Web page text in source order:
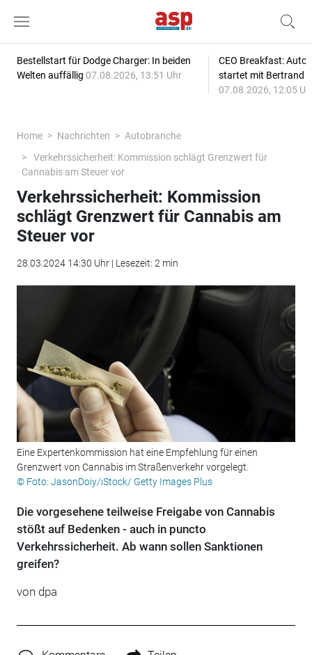
Bestellstart für Dodge Charger: In beiden
Welten auffällig 07.08.2026, 13:51 Uhr
CEO Breakfast:
startet mit Bertrand
07.08.2026, 12:05
Home Nachrichten
Autobranche
Verkehrssicherheit: Kommission schlägt Grenzwert für
Cannabis am Steuer vor
Verkehrssicherheit: Kommission
schlägt Grenzwert für Cannabis am
Steuer vor
28.03.2024 14:30 Uhr | Lesezeit: 2 min
Eine Expertenkommission hat eine Empfehlung für einen
Grenzwert von Cannabis im Straßenverkehr vorgelegt.
© Foto: JasonDoiy/iStock/ Getty Images Plus
Die vorgesehene teilweise Freigabe von Cannabis
stößt auf Bedenken - auch in puncto
Verkehrssicherheit. Ab wann sollen Sanktionen
greifen?
von dpa